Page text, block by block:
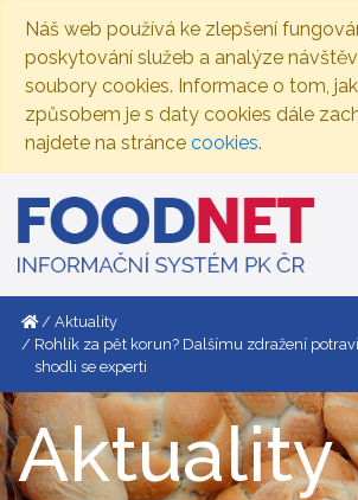
Náš web používá ke zlepšení
poskytování služeb a analýze
soubory cookies. Informace o tom,
způsobem je s daty cookies dále
najdete na stránce cookies.
Aktuality
Rohlík za pět korun? Dalšímu zdražení
shodli se experti
Aktuality